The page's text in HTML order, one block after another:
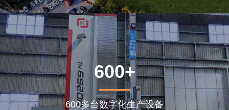
600+
600多台数字化生产设备